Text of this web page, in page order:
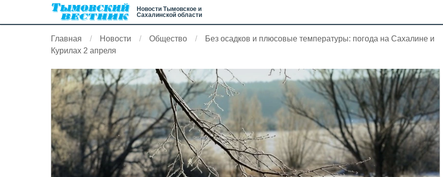
Новости Тымовское и
Сахалинской области
Главная Новости Общество
Без осадков и плюсовые температуры: погода на Сахалине и
Курилах 2 апреля